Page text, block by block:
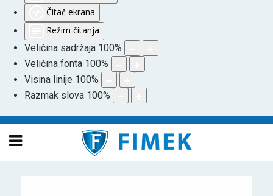
Čitač ekrana
Režim čitanja
Veličina sadržaja 100%
Veličina fonta 100%
Visina linije 100%
Razmak slova 100%